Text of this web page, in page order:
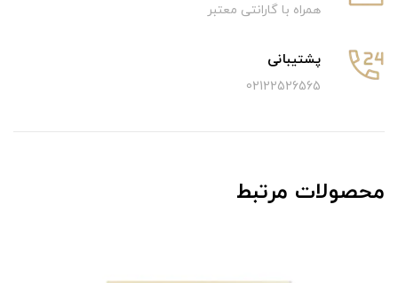
همراه با گارانتی معتبر
پشتیبانی
02122526565
محصولات مرتبط